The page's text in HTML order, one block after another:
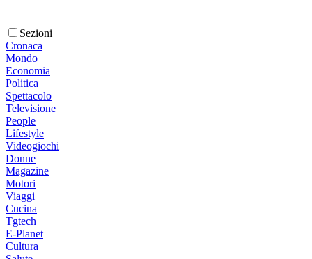
Sezioni
Cronaca
Mondo
Economia
Politica
Spettacolo
Televisione
People
Lifestyle
Videogiochi
Donne
Magazine
Motori
Viaggi
Cucina
Tgtech
E-Planet
Cultura